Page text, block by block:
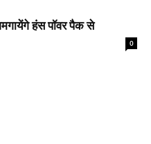
हंस पॉवर पैक से
0